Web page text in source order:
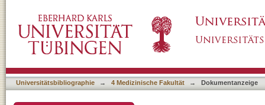
Weight Born Appropriate for Gestational
Universitätsbibliographie → 4 Medizinische Fakultät → Dokumentanzeige